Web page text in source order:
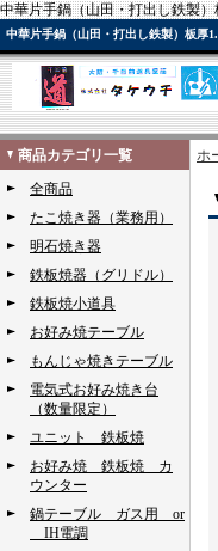
中華片手鍋（山田・打出し鉄製）
中華片手鍋（山田・打出し鉄製）板厚
商品カテゴリ一覧
全商品
たこ焼き器（業務用）
明石焼き器
鉄板焼器（グリドル）
鉄板焼小道具
お好み焼テーブル
もんじゃ焼きテーブル
電気式お好み焼き台
（数量限定）
ユニット 鉄板焼
お好み焼 鉄板焼 カ
ウンター
鍋テーブル ガス用 or
IH電調
ホ